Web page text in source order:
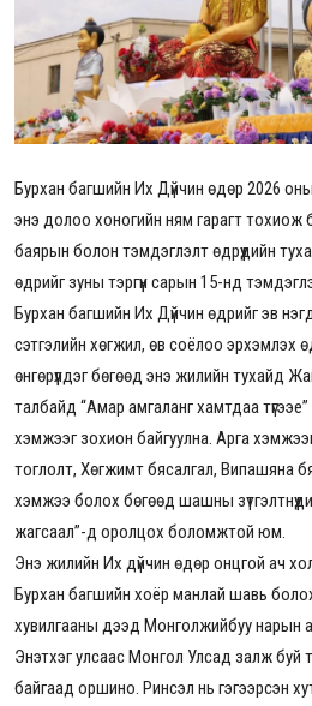
Бурхан багшийн Их Дүйчин өдөр 2026
энэ долоо хоногийн ням гарагт
баярын болон тэмдэглэлт өдрүүдийн
өдрийг зуны тэргүүн сарын 15-нд
Бурхан багшийн Их Дүйчин өдрийг эв
сэтгэлийн хөгжил, өв соёлоо эрхэмлэх
өнгөрүүлдэг бөгөөд энэ жилийн тухайд
талбайд “Амар амгаланг хамтдаа
хэмжээг зохион байгуулна. Арга
тоглолт, Хөгжимт бясалгал, Випашяна
хэмжээ болох бөгөөд шашны
жагсаал”-д оролцох боломжтой юм.
Энэ жилийн Их дүйчин өдөр онцгой ач
Бурхан багшийн хоёр манлай шавь
хувилгааны дээд Монголжийбуу нарын
Энэтхэг улсаас Монгол Улсад залж буй
байгаад оршино. Ринсэл нь гэгээрсэн